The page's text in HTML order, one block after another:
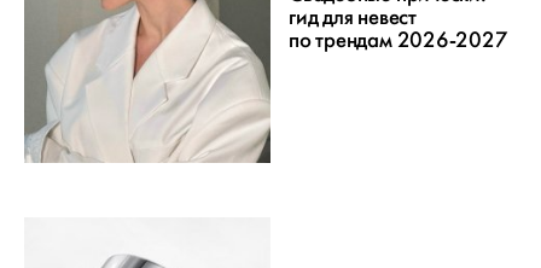
гид для невест
по трендам 2026-2027